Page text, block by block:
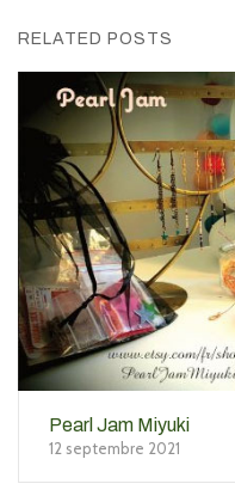
RELATED POSTS
Pearl Jam Miyuki
12 septembre 2021